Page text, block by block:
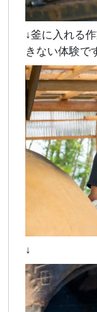
↓釜に入れる
きない体験で
↓